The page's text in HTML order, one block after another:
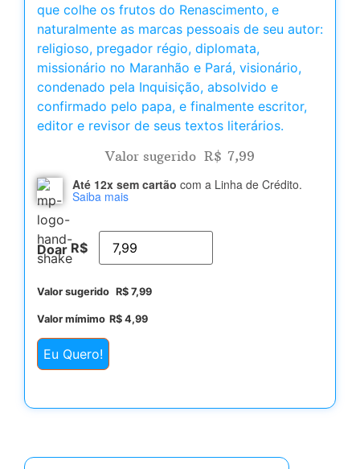
que colhe os frutos do Renascimento, e
naturalmente as marcas pessoais de seu autor:
religioso, pregador régio, diplomata,
missionário no Maranhão e Pará, visionário,
condenado pela Inquisição, absolvido e
confirmado pelo papa, e finalmente escritor,
editor e revisor de seus textos literários.
Valor sugerido R$ 7,99
Até 12x sem cartão com a Linha de Crédito.
Saiba mais
Doar R$
Valor sugerido R$ 7,99
Valor mímimo R$ 4,99
Eu Quero!